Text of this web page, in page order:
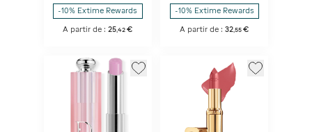
-10% Extime Rewards
A partir de :25,42 €
-10% Extime Rewards
A partir de :32,55 €